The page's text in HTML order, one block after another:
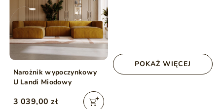
Narożnik wypoczynkowy
U Landi Miodowy
3 039,00 zł
POKAŻ WIĘCEJ